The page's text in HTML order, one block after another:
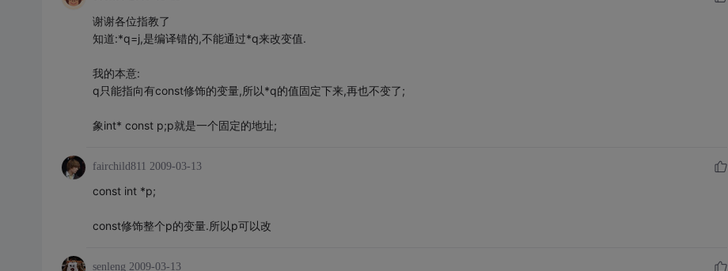
谢谢各位指教了
知道:*q=j,是编译错的,不能通过*q来改变值.
我的本意:
q只能指向有const修饰的变量,所以*q的值固定下来,再也不变了;
象int* const p;p就是一个固定的地址;
fairchild811 2009-03-13
const int *p;
const修饰整个p的变量.所以p可以改
senleng 2009-03-13